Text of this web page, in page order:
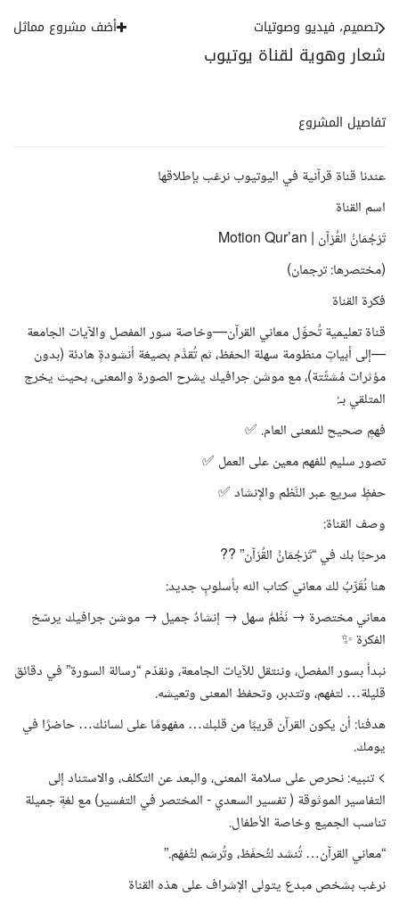
شعار وهوية لقناة يوتيوب
تصميم، فيديو وصوتيات أضف مشروع مماثل
تفاصيل المشروع
عندنا قناة قرآنية في اليوتيوب نرغب بإطلاقها
اسم القناة
تَرْجُمَانُ القُرْآن | Motion Qur’an
(مختصرها: ترجمان)
فكرة القناة
قناة تعليمية تُحوِّل معاني القرآن—وخاصة سور المفصل والآيات الجامعة
—إلى أبياتٍ منظومة سهلة الحفظ، ثم تُقدَّم بصيغة أنشودةٍ هادئة (بدون
مؤثرات مُشتِّتة)، مع موشن جرافيك يشرح الصورة والمعنى، بحيث يخرج
المتلقي بـ:
فهمٍ صحيح للمعنى العام. ✅
تصور سليم للفهم معين على العمل ✅
حفظٍ سريع عبر النَّظم والإنشاد ✅
وصف القناة:
مرحبًا بك في “تَرْجُمَانُ القُرْآن” ??
هنا نُقَرِّبُ لك معاني كتاب الله بأسلوبٍ جديد:
معاني مختصرة → نَظْمٌ سهل → إنشادٌ جميل → موشن جرافيك يرسّخ
الفكرة ✨
نبدأ بسور المفصل، وننتقل للآيات الجامعة، ونقدّم “رسالة السورة” في دقائق
قليلة… لتفهم، وتتدبر، وتحفظ المعنى وتعيشه.
هدفنا: أن يكون القرآن قريبًا من قلبك… مفهومًا على لسانك… حاضرًا في
يومك.
> تنبيه: نحرص على سلامة المعنى، والبعد عن التكلف، والاستناد إلى
التفاسير الموثوقة ( تفسير السعدي - المختصر في التفسير) مع لغةٍ جميلة
تناسب الجميع وخاصة الأطفال.
“معاني القرآن… تُنشد لتُحفَظ، وتُرسَم لتُفهَم.”
نرغب بشخص مبدع يتولى الإشراف على هذه القناة